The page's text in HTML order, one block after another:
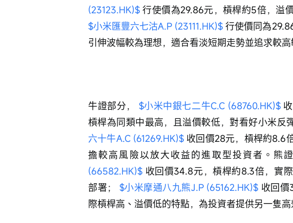
(23123.HK)$ 行使價為29.86元，槓桿約5倍，溢
$小米匯豐六七沽A.P (23111.HK)$ 行使價同為
引伸波幅較為理想，適合看淡短期走勢並追求較高
牛證部分， $小米中銀七二牛C.C (68760.HK)$ 收
槓桿為同類中最高，且溢價較低，對看好小米反
六十牛A.C (61269.HK)$ 收回價28元，槓桿約8.6
擔較高風險以放大收益的進取型投資者。熊
(66582.HK)$ 收回價34.8元，槓桿約8.3倍，實
部署； $小米摩通八九熊J.P (65162.HK)$ 收回價
際槓桿高、溢價低的特點，為投資者提供另一隻高